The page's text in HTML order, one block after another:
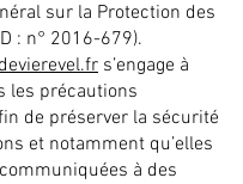
sur la Protection des
: n° 2016-679).
s’engage à
les précautions
de préserver la sécurité
et notamment qu’elles
à des